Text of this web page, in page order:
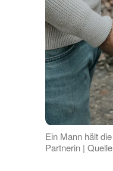
Ein Mann hält
Partnerin |